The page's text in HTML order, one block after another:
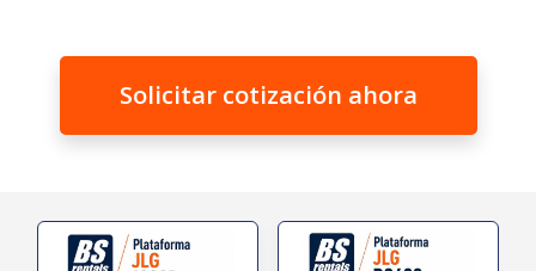
Solicitar cotización ahora